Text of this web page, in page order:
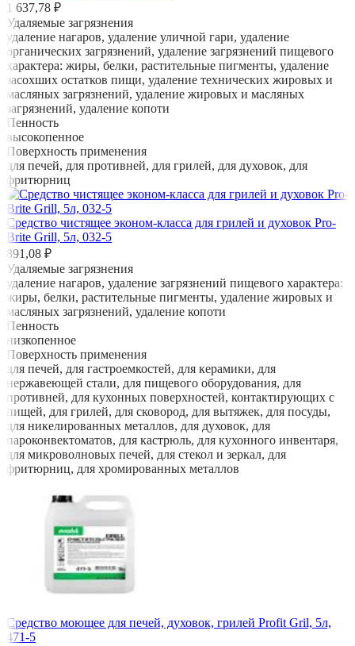
1 637,78 ₽
Удаляемые загрязнения
удаление нагаров, удаление уличной гари, удаление
органических загрязнений, удаление загрязнений пищевого
характера: жиры, белки, растительные пигменты, удаление
засохших остатков пищи, удаление технических жировых и
масляных загрязнений, удаление жировых и масляных
загрязнений, удаление копоти
Пенность
высокопенное
Поверхность применения
для печей, для противней, для грилей, для духовок, для
фритюрниц
Средство чистящее эконом-класса для грилей и духовок Pro-
Brite Grill, 5л, 032-5
891,08 ₽
Удаляемые загрязнения
удаление нагаров, удаление загрязнений пищевого характера:
жиры, белки, растительные пигменты, удаление жировых и
масляных загрязнений, удаление копоти
Пенность
низкопенное
Поверхность применения
для печей, для гастроемкостей, для керамики, для
нержавеющей стали, для пищевого оборудования, для
противней, для кухонных поверхностей, контактирующих с
пищей, для грилей, для сковород, для вытяжек, для посуды,
для никелированных металлов, для духовок, для
пароконвектоматов, для кастрюль, для кухонного инвентаря,
для микроволновых печей, для стекол и зеркал, для
фритюрниц, для хромированных металлов
Средство моющее для печей, духовок, грилей Profit Gril, 5л,
471-5